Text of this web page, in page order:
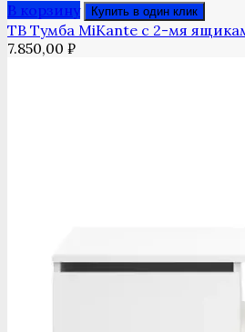
В корзину Купить в один клик
ТВ Тумба MiKante с 2-мя
7.850,00 ₽